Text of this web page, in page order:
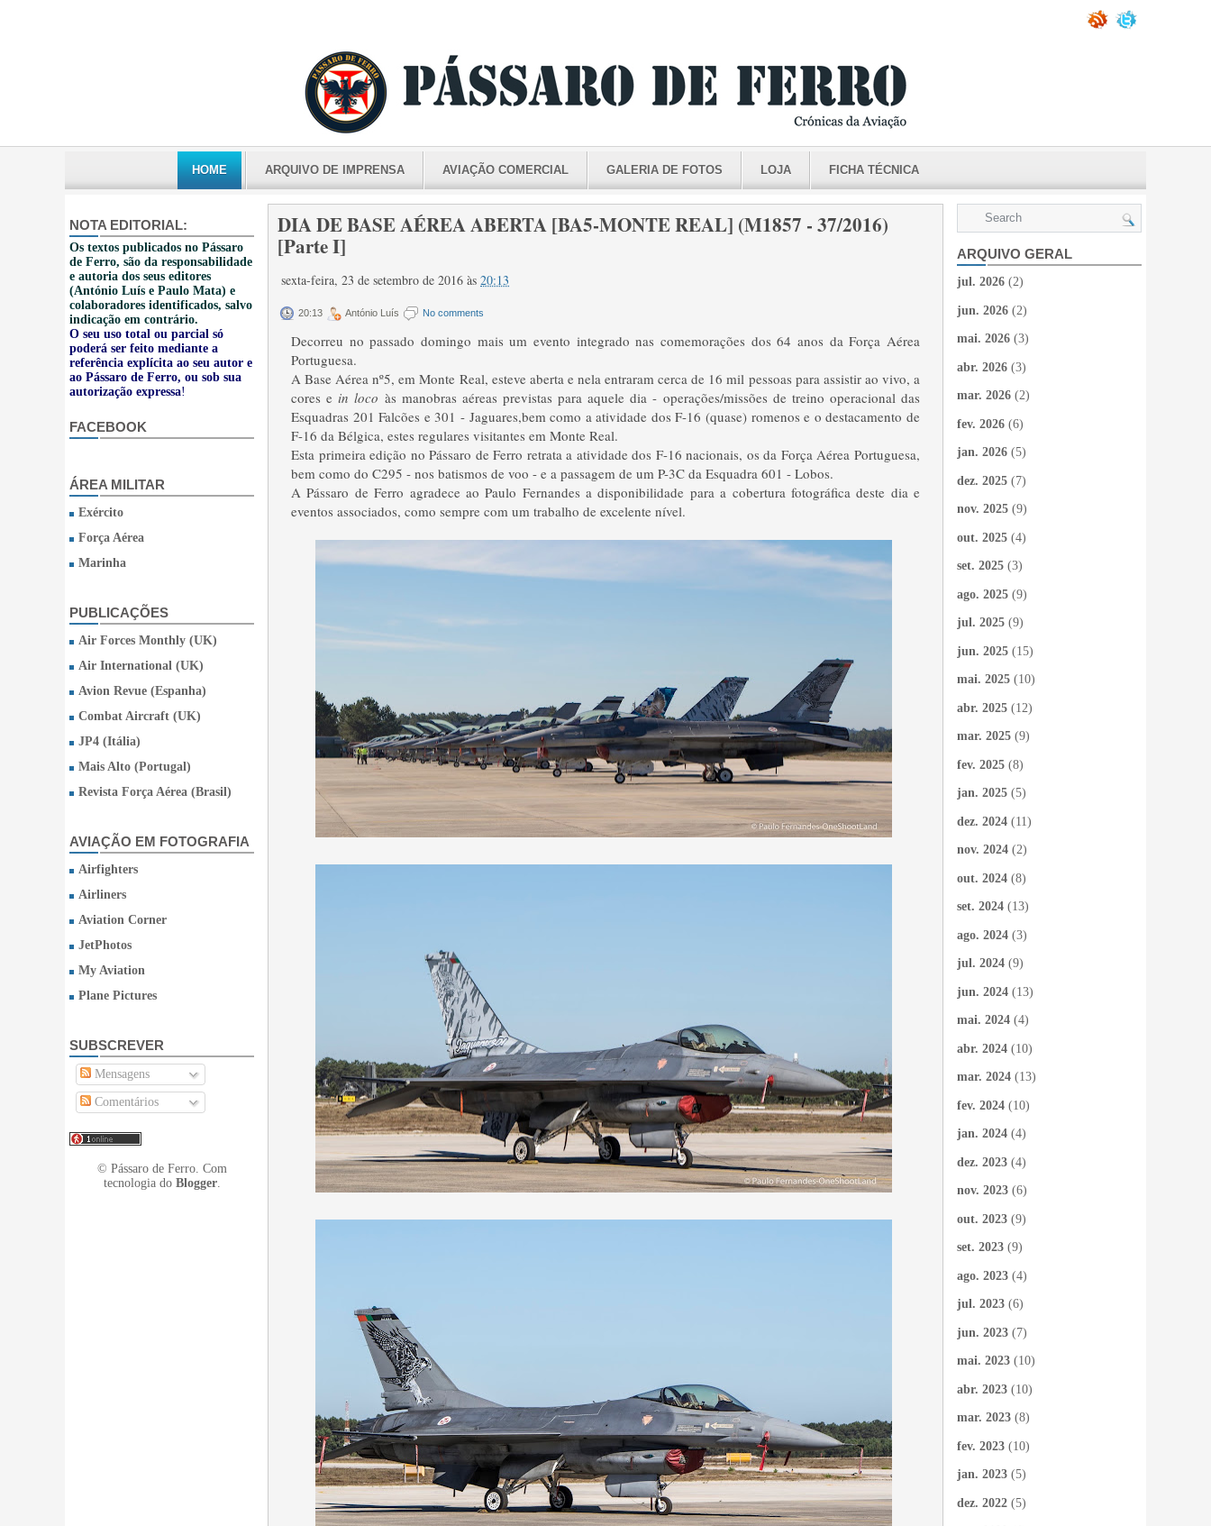
HOME ARQUIVO DE IMPRENSA AVIAÇÃO COMERCIAL GALERIA DE FOTOS LOJA FICHA TÉCNICA
NOTA EDITORIAL:
Os textos publicados no Pássaro
de Ferro, são da responsabilidade
e autoria dos seus editores
(António Luís e Paulo Mata) e
colaboradores identificados, salvo
indicação em contrário.
O seu uso total ou parcial só
poderá ser feito mediante a
referência explícita ao seu autor e
ao Pássaro de Ferro, ou sob sua
autorização expressa!
FACEBOOK
ÁREA MILITAR
Exército
Força Aérea
Marinha
PUBLICAÇÕES
Air Forces Monthly (UK)
Air International (UK)
Avion Revue (Espanha)
Combat Aircraft (UK)
JP4 (Itália)
Mais Alto (Portugal)
Revista Força Aérea (Brasil)
AVIAÇÃO EM FOTOGRAFIA
Airfighters
Airliners
Aviation Corner
JetPhotos
My Aviation
Plane Pictures
SUBSCREVER
Mensagens
Comentários
© Pássaro de Ferro. Com
tecnologia do Blogger.
DIA DE BASE AÉREA ABERTA [BA5-MONTE REAL] (M1857 - 37/2016)
[Parte I]
sexta-feira, 23 de setembro de 2016 às 20:13
20:13 António Luís No comments
Decorreu no passado domingo mais um evento integrado nas comemorações dos 64 anos da Força Aérea
Portuguesa.
A Base Aérea nº5, em Monte Real, esteve aberta e nela entraram cerca de 16 mil pessoas para assistir ao vivo, a
cores e in loco às manobras aéreas previstas para aquele dia - operações/missões de treino operacional das
Esquadras 201 Falcões e 301 - Jaguares,bem como a atividade dos F-16 (quase) romenos e o destacamento de
F-16 da Bélgica, estes regulares visitantes em Monte Real.
Esta primeira edição no Pássaro de Ferro retrata a atividade dos F-16 nacionais, os da Força Aérea Portuguesa,
bem como do C295 - nos batismos de voo - e a passagem de um P-3C da Esquadra 601 - Lobos.
A Pássaro de Ferro agradece ao Paulo Fernandes a disponibilidade para a cobertura fotográfica deste dia e
eventos associados, como sempre com um trabalho de excelente nível.
ARQUIVO GERAL
jul. 2026 (2)
jun. 2026 (2)
mai. 2026 (3)
abr. 2026 (3)
mar. 2026 (2)
fev. 2026 (6)
jan. 2026 (5)
dez. 2025 (7)
nov. 2025 (9)
out. 2025 (4)
set. 2025 (3)
ago. 2025 (9)
jul. 2025 (9)
jun. 2025 (15)
mai. 2025 (10)
abr. 2025 (12)
mar. 2025 (9)
fev. 2025 (8)
jan. 2025 (5)
dez. 2024 (11)
nov. 2024 (2)
out. 2024 (8)
set. 2024 (13)
ago. 2024 (3)
jul. 2024 (9)
jun. 2024 (13)
mai. 2024 (4)
abr. 2024 (10)
mar. 2024 (13)
fev. 2024 (10)
jan. 2024 (4)
dez. 2023 (4)
nov. 2023 (6)
out. 2023 (9)
set. 2023 (9)
ago. 2023 (4)
jul. 2023 (6)
jun. 2023 (7)
mai. 2023 (10)
abr. 2023 (10)
mar. 2023 (8)
fev. 2023 (10)
jan. 2023 (5)
dez. 2022 (5)